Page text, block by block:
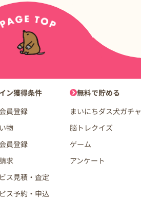
ン獲得条件
員登録
物
員登録
求
ス見積・査定
ス予約・申込
無料で貯める
まいにちダス犬ガチャ
脳トレクイズ
ゲーム
アンケート